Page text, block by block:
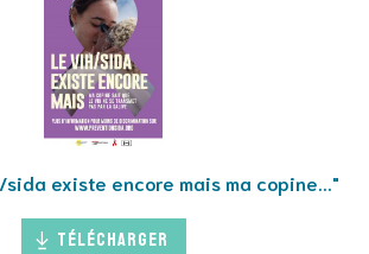
sida existe encore mais ma copine..."
Télécharger